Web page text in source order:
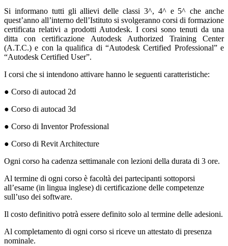
Si informano tutti gli allievi delle classi 3^, 4^ e 5^ che anche
quest’anno all’interno dell’Istituto si svolgeranno corsi di formazione
certificata relativi a prodotti Autodesk. I corsi sono tenuti da una
ditta con certificazione Autodesk Authorized Training Center
(A.T.C.) e con la qualifica di “Autodesk Certified Professional” e
“Autodesk Certified User”.
I corsi che si intendono attivare hanno le seguenti caratteristiche:
● Corso di autocad 2d
● Corso di autocad 3d
● Corso di Inventor Professional
● Corso di Revit Architecture
Ogni corso ha cadenza settimanale con lezioni della durata di 3 ore.
Al termine di ogni corso è facoltà dei partecipanti sottoporsi
all’esame (in lingua inglese) di certificazione delle competenze
sull’uso dei software.
Il costo definitivo potrà essere definito solo al termine delle adesioni.
Al completamento di ogni corso si riceve un attestato di presenza
nominale.